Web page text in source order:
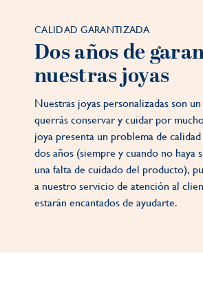
CALIDAD GARANTIZADA
Dos años de
nuestras joyas
Nuestras joyas personalizadas son
querrás conservar y cuidar por
joya presenta un problema de
dos años (siempre y cuando no haya
una falta de cuidado del producto),
a nuestro servicio de atención al
estarán encantados de ayudarte.